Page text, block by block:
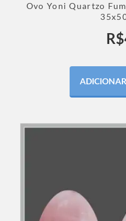
Ovo Yoni Quartzo
R$